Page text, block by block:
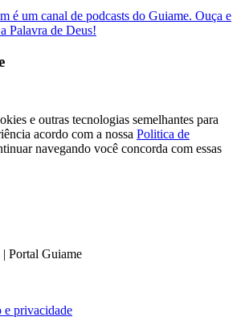
é um canal de podcasts do Guiame. Ouça e
Palavra de Deus!
e outras tecnologias semelhantes para
acordo com a nossa Politica de
navegando você concorda com essas
Portal Guiame
e privacidade